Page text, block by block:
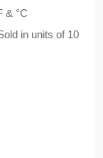
& °C
in units of 10